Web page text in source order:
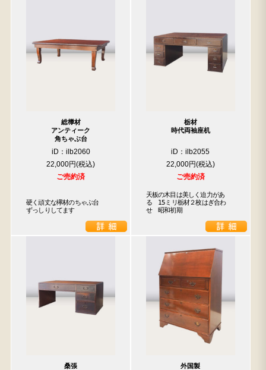
総﨔材
アンティーク
角ちゃぶ台
iD：ilb2060
22,000円
ご売約済
硬く頑丈な欅材のちゃぶ台
ずっしりしてます
栃材
時代両袖座机
iD：ilb2055
22,000円
ご売約済
天板の木目は美しく迫力があ
る　15ミリ栃材２枚はぎ合わ
せ　昭和初期
桑張
外国製
箪笥 B2770